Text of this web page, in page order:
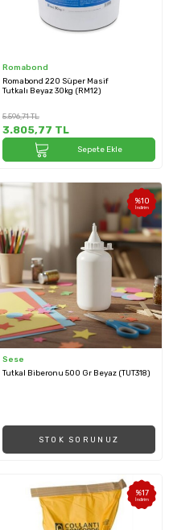
Romabond
Romabond 220 Süper Masif
Tutkalı Beyaz 30kg (RM12)
5.596,71TL
3.805,77 TL
Sepete Ekle
%10
İndirim
Sese
Tutkal Biberonu 500 Gr Beyaz (TUT318)
STOK SORUNUZ
%17
İndirim